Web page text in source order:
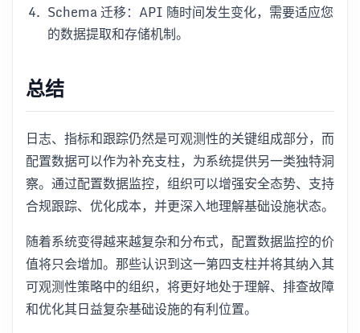
Schema 迁移：API 随时间发生变化，需要适应您
的数据提取和存储机制。
总结
日志、指标和跟踪仍然是可观测性的关键组成部分，而
配置数据可以作为补充支柱，为系统提供另一类独特洞
察。通过配置数据监控，组织可以增强安全态势、支持
合规跟踪、优化成本，并更深入地理解基础设施状态。
随着系统变得越来越复杂和分布式，配置数据监控的价
值将只会增加。那些认识到这一第四支柱并将其纳入其
可观测性策略中的组织，将更好地处于理解、排查故障
和优化其日益复杂基础设施的有利位置。